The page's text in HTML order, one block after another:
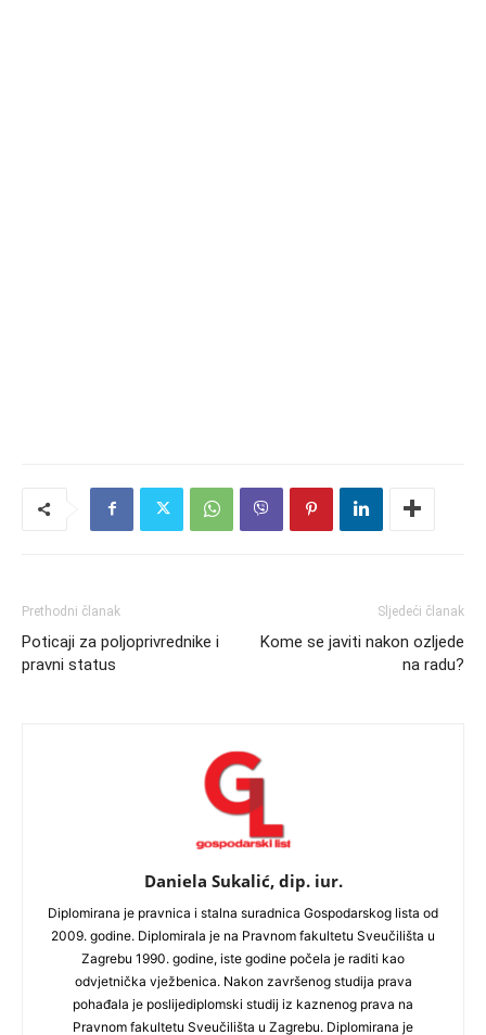
Prethodni članak
Poticaji za poljoprivrednike i
pravni status
Sljedeći članak
Kome se javiti nakon ozljede
na radu?
Daniela Sukalić, dip. iur.
Diplomirana je pravnica i stalna suradnica Gospodarskog lista od
2009. godine. Diplomirala je na Pravnom fakultetu Sveučilišta u
Zagrebu 1990. godine, iste godine počela je raditi kao
odvjetnička vježbenica. Nakon završenog studija prava
pohađala je poslijediplomski studij iz kaznenog prava na
Pravnom fakultetu Sveučilišta u Zagrebu. Diplomirana je